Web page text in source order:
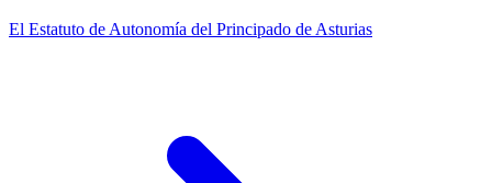
El Estatuto de Autonomía del Principado de Asturias